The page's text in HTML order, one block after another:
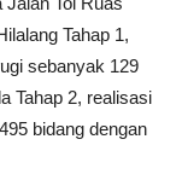
Tahap 1,
sebanyak 129
Tahap 2, realisasi
bidang dengan